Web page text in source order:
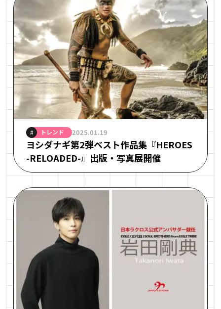
# トレンド 2025.01.19
ヨシダナギ第2弾ベスト作品集『HEROES
-RELOADED-』出版・写真展開催